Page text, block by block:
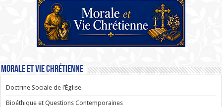
Morale et Vie Chrétienne
Doctrine Sociale de l’Église
Bioéthique et Questions Contemporaines